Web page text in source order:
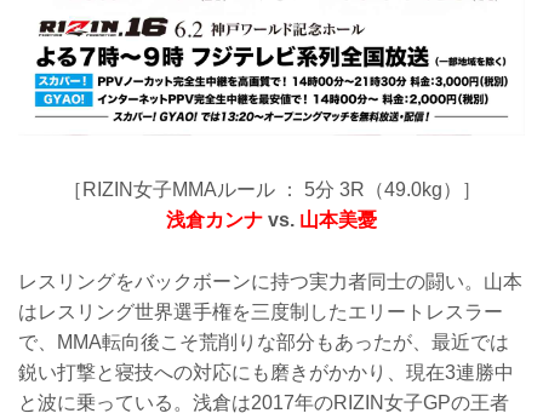
［RIZIN女子MMAルール ： 5分 3R（49.0kg）］
浅倉カンナ vs. 山本美憂
レスリングをバックボーンに持つ実力者同士の闘い。山本
はレスリング世界選手権を三度制したエリートレスラー
で、MMA転向後こそ荒削りな部分もあったが、最近では
鋭い打撃と寝技への対応にも磨きがかかり、現在3連勝中
と波に乗っている。浅倉は2017年のRIZIN女子GPの王者